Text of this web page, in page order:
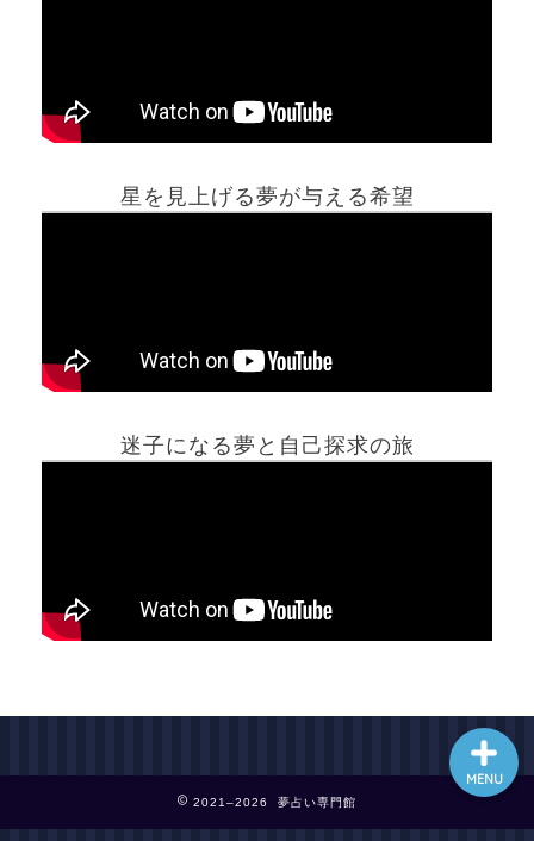
星を見上げる夢が与える希望
迷子になる夢と自己探求の旅
2021–2026 夢占い専門館
MENU
ホーム
最新記事動画